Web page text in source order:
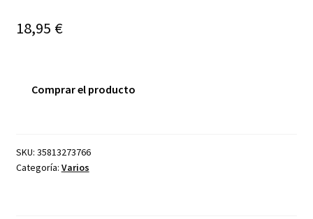
18,95 €
Comprar el producto
SKU: 35813273766
Categoría: Varios